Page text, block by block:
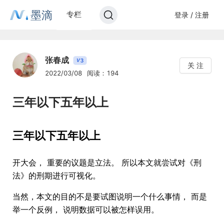
墨滴 专栏 登录 / 注册
张春成 V3
2022/03/08 阅读：194
关 注
三年以下五年以上
三年以下五年以上
开大会， 重要的议题是立法。 所以本文就尝试对《刑
法》的刑期进行可视化。
当然，本文的目的不是要试图说明一个什么事情， 而是
举一个反例， 说明数据可以被怎样误用。